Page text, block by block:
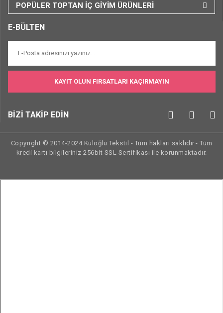
POPÜLER TOPTAN İÇ GİYİM ÜRÜNLERİ
E-BÜLTEN
KAYIT OLUN FIRSATLARI KAÇIRMAYIN
BİZİ TAKİP EDİN
Copyright © 2014-2024 Kuloğlu Tekstil - Tüm hakları saklıdır.- Tüm
kredi kartı bilgileriniz 256bit SSL Sertifikası ile korunmaktadır.